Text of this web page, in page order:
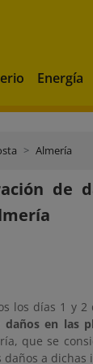
Energía
Almería
de
los días 1 y
daños en las
que se
a